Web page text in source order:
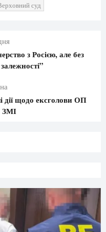
суд
з Росією, але без
дії щодо ексголови ОП
ЗМІ